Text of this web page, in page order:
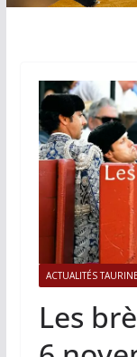
ACTUALITÉS
Les